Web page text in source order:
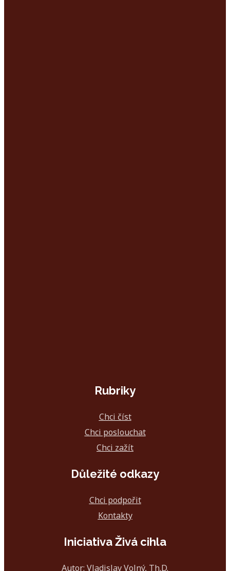
Rubriky
Chci číst
Chci poslouchat
Chci zažít
Důležité odkazy
Chci podpořit
Kontakty
Iniciativa Živá cihla
Autor: Vladislav Volný, Th.D.